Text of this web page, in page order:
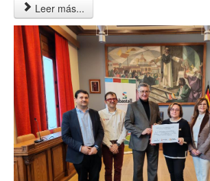
Leer más...